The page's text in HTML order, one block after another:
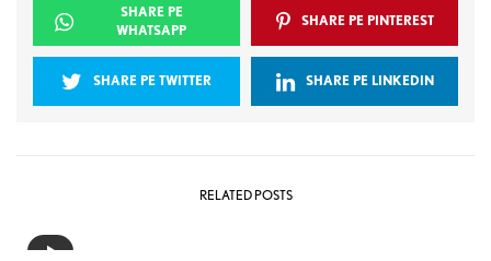
SHARE PE
WHATSAPP
SHARE PE PINTEREST
SHARE PE TWITTER SHARE PE LINKEDIN
RELATED POSTS